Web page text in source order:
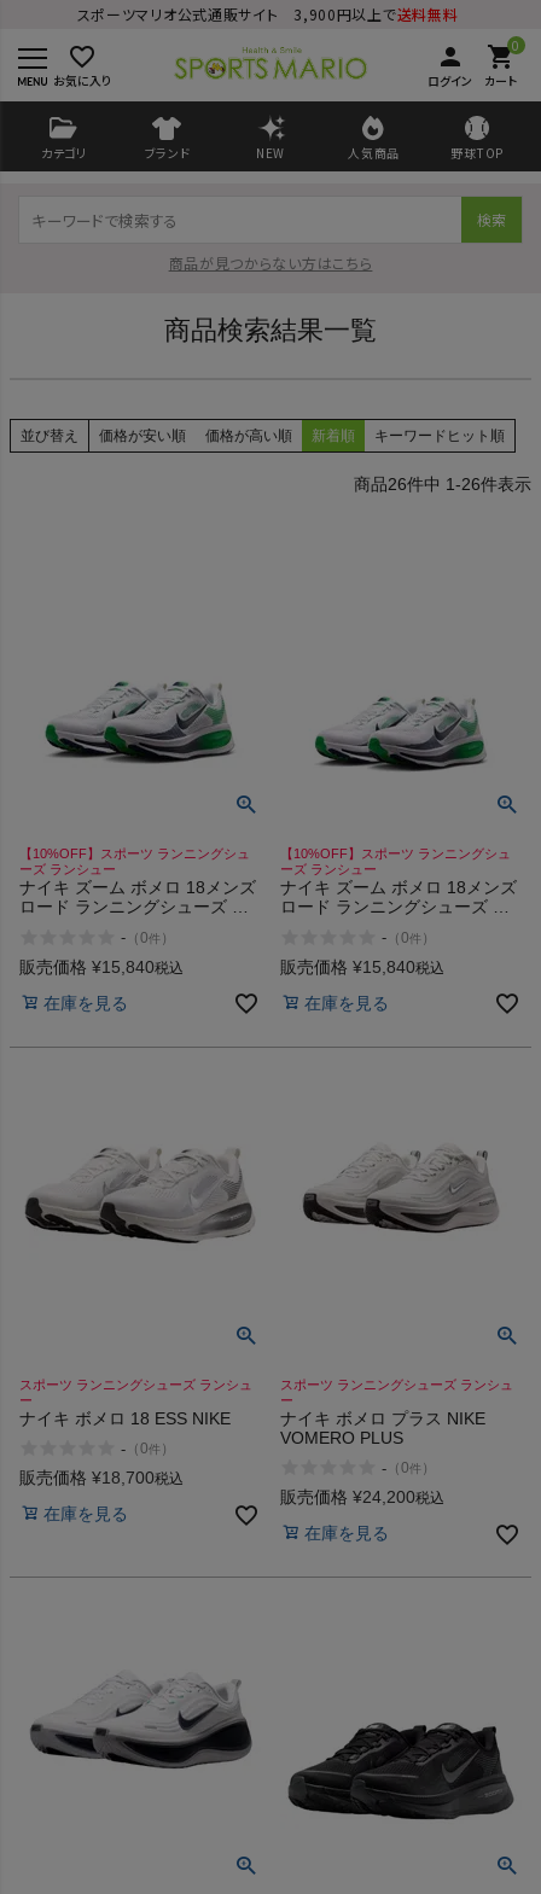
スポーツマリオ公式通販サイト 3,900円以上で送料無料
favorite_border
お気に入り
person
ログイン
0
shopping_cart
カート
カテゴリ ブランド NEW 人気商品 野球TOP
検索
商品が見つからない方はこちら
商品が見つからない方はこちら
On
THE NORTH FACE
NIKE
CHUMS
もっと見る
メンズスポーツウェア
ヨガ
商品検索結果一覧
並び替え 価格が安い順 価格が高い順 新着順 キーワードヒット順
26件中 1-26件表示
【10%OFF】スポーツ ランニングシュ
ーズ ランシュー
ナイキ ズーム ボメロ 18メンズ
ロード ランニングシューズ ス
- （0件 ）
販売価格 ¥15,840税込
在庫を見る
【10%OFF】スポーツ ランニングシュ
ーズ ランシュー
ナイキ ズーム ボメロ 18メンズ
ロード ランニングシューズ ス
- （0件 ）
販売価格 ¥15,840税込
在庫を見る
スポーツ ランニングシューズ ランシュ
ー
ナイキ ボメロ 18 ESS NIKE
- （0件 ）
販売価格 ¥18,700税込
在庫を見る
スポーツ ランニングシューズ ランシュ
ー
ナイキ ボメロ プラス NIKE
VOMERO PLUS
- （0件 ）
販売価格 ¥24,200税込
在庫を見る